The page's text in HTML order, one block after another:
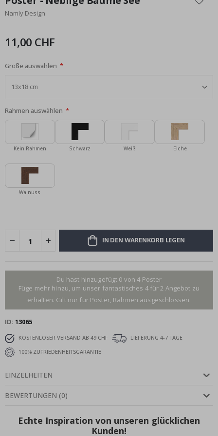
der
Bildgalerie
Namly Design
11,00 CHF
Größe auswählen
Rahmen auswählen
Kein Rahmen Schwarz Weiß Eiche
Walnuss
IN DEN WARENKORB LEGEN
Du hast hinzugefügt 0 von 4 Poster
Füge mehr hinzu, um unser fantastisches 4 für 2 Angebot zu
erhalten. Gilt nur für Poster, Rahmen ausgeschlossen.
ID 13065
KOSTENLOSER VERSAND AB 49 CHF
LIEFERUNG 4-7 TAGE
100% ZUFRIEDENHEITSGARANTIE
EINZELHEITEN
BEWERTUNGEN (0)
Echte Inspiration von unseren glücklichen
Kunden!